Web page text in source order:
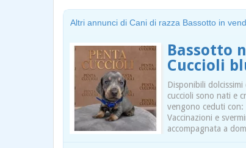
Altri annunci di Cani di razza Bassotto in
Bassotto
Cuccioli
Disponibili
cuccioli sono nati e
vengono ceduti con:
Vaccinazioni e
accompagnata a